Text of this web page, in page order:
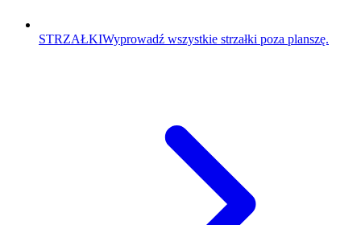
STRZAŁKIWyprowadź wszystkie strzałki poza planszę.